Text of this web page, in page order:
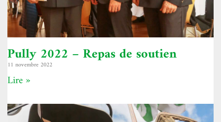
Pully 2022 – Repas de soutien
11 novembre 2022
Lire »